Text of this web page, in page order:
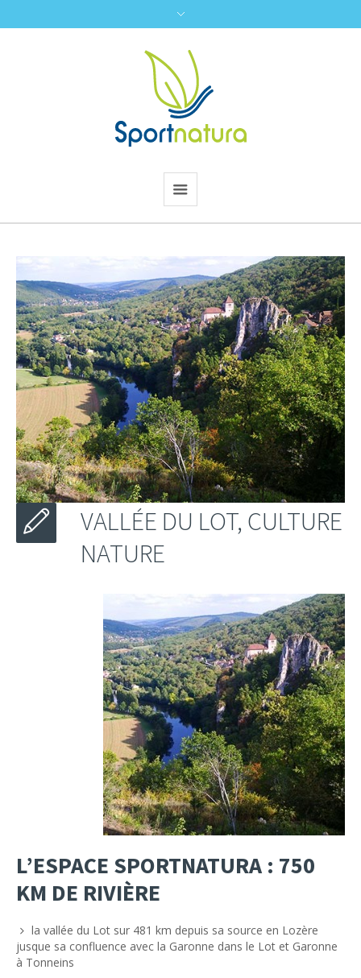
VALLÉE DU LOT, CULTURE
NATURE
L’ESPACE SPORTNATURA : 750
KM DE RIVIÈRE
la vallée du Lot sur 481 km depuis sa source en Lozère
jusque sa confluence avec la Garonne dans le Lot et Garonne
à Tonneins